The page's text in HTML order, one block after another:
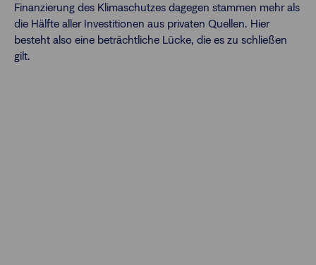
Finanzierung des Klimaschutzes dagegen stammen mehr als
die Hälfte aller Investitionen aus privaten Quellen. Hier
besteht also eine beträchtliche Lücke, die es zu schließen
gilt.